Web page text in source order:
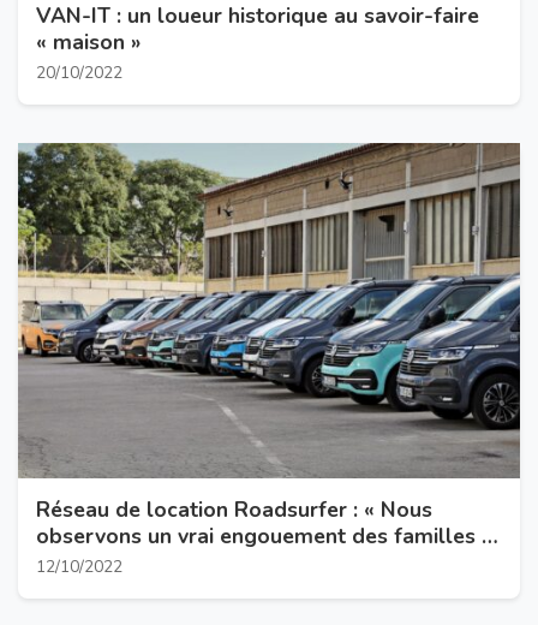
VAN-IT : un loueur historique au savoir-faire
« maison »
20/10/2022
Réseau de location Roadsurfer : « Nous
observons un vrai engouement des familles »
12/10/2022